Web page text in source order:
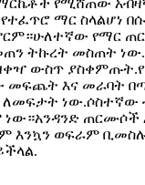
የሚሸጠው
የተፈጥሮ ማር ስላልሆነ
የማር
ትኩረት መስጠት
ውስጥ
መፍጨት እና መራባት
ነው.ሶስተኛው
ጠርሙሶች
እንኳን ወፍራም